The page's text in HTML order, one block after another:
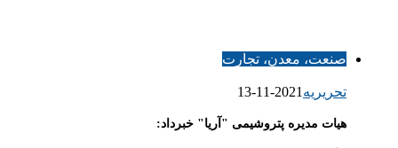
صنعت، معدن، تجارت
تحریریه 2021-11-13
هیات مدیره پتروشیمی "آریا" خبرداد: